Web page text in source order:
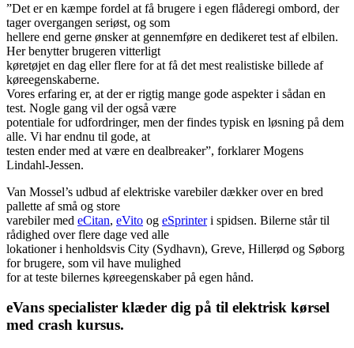
”Det er en kæmpe fordel at få brugere i egen flåderegi ombord, der
tager overgangen seriøst, og som
hellere end gerne ønsker at gennemføre en dedikeret test af elbilen.
Her benytter brugeren vitterligt
køretøjet en dag eller flere for at få det mest realistiske billede af
køreegenskaberne.
Vores erfaring er, at der er rigtig mange gode aspekter i sådan en
test. Nogle gang vil der også være
potentiale for udfordringer, men der findes typisk en løsning på dem
alle. Vi har endnu til gode, at
testen ender med at være en dealbreaker”, forklarer Mogens
Lindahl-Jessen.
Van Mossel’s udbud af elektriske varebiler dækker over en bred
pallette af små og store
varebiler med eCitan, eVito og eSprinteri spidsen. Bilerne står til
rådighed over flere dage ved alle
lokationer i henholdsvis City (Sydhavn), Greve, Hillerød og Søborg
for brugere, som vil have mulighed
for at teste bilernes køreegenskaber på egen hånd.
eVans specialister klæder dig på til elektrisk kørsel
med crash kursus.